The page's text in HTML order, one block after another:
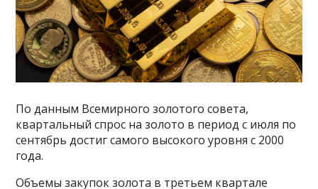
По данным Всемирного золотого совета,
квартальный спрос на золото в период с июля по
сентябрь достиг самого высокого уровня с 2000
года.
Объемы закупок золота в третьем квартале